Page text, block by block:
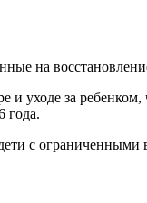
на
и уходе за
года.
с ограниченными